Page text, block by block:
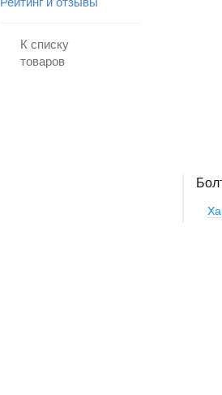
К списку
товаров